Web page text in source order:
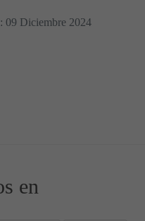
09 Diciembre 2024
partes del mundo:
Navidad a través de los siglos:
en